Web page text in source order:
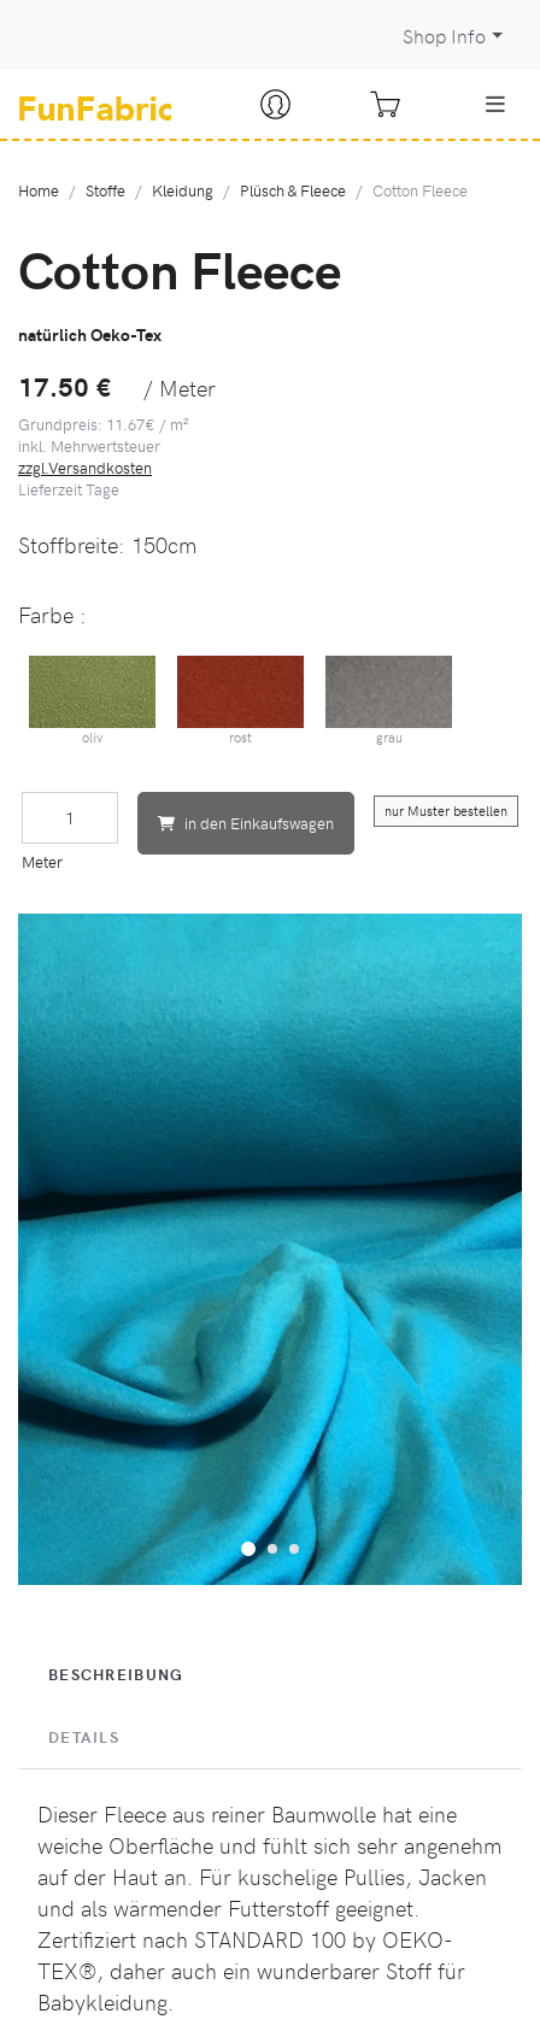
Shop Info
Home Stoffe Kleidung Plüsch & Fleece Cotton Fleece
Cotton Fleece
natürlich Oeko-Tex
17.50 € / Meter
Grundpreis: 11.67€ / m²
inkl. Mehrwertsteuer
zzgl.Versandkosten
LieferzeitTage
Stoffbreite: 150cm
Farbe :
oliv rost grau
Meter
in den Einkaufswagen
nur Muster bestellen
BESCHREIBUNG
DETAILS
Dieser Fleece aus reiner Baumwolle hat eine
weiche Oberfläche und fühlt sich sehr angenehm
auf der Haut an. Für kuschelige Pullies, Jacken
und als wärmender Futterstoff geeignet.
Zertifiziert nach STANDARD 100 by OEKO-
TEX®, daher auch ein wunderbarer Stoff für
Babykleidung.